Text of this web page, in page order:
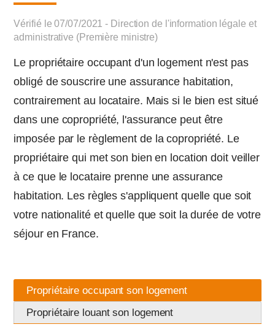
Vérifié le 07/07/2021 - Direction de l'information légale et
administrative (Première ministre)
Le propriétaire occupant d'un logement n'est pas
obligé de souscrire une assurance habitation,
contrairement au locataire. Mais si le bien est situé
dans une copropriété, l'assurance peut être
imposée par le règlement de la copropriété. Le
propriétaire qui met son bien en location doit veiller
à ce que le locataire prenne une assurance
habitation. Les règles s'appliquent quelle que soit
votre nationalité et quelle que soit la durée de votre
séjour en France.
Propriétaire occupant son logement
Propriétaire louant son logement